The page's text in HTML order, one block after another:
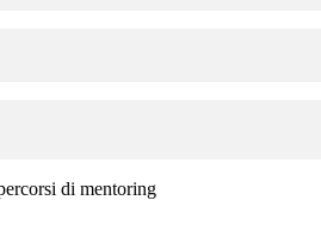
di mentoring